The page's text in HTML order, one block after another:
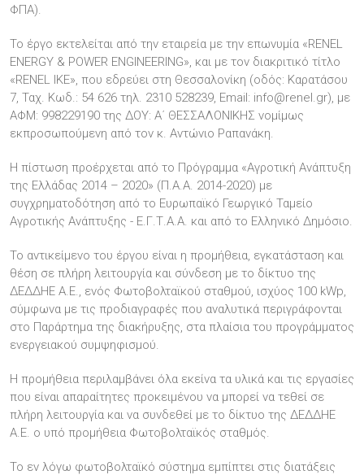
ΦΠΑ).
Το έργο εκτελείται από την εταιρεία με την επωνυμία «RENEL
ENERGY & POWER ENGINEERING», και με τον διακριτικό τίτλο
«RENEL IKE», που εδρεύει στη Θεσσαλονίκη (οδός: Καρατάσου
7, Ταχ. Κωδ.: 54 626 τηλ. 2310 528239, Email: info@renel.gr), με
ΑΦΜ: 998229190 της ΔΟΥ: A΄ ΘΕΣΣΑΛΟΝΙΚΗΣ νομίμως
εκπροσωπούμενη από τον κ. Αντώνιο Ραπανάκη.
Η πίστωση προέρχεται από το Πρόγραμμα «Αγροτική Ανάπτυξη
της Ελλάδας 2014 – 2020» (Π.Α.Α. 2014-2020) με
συγχρηματοδότηση από το Ευρωπαϊκό Γεωργικό Ταμείο
Αγροτικής Ανάπτυξης - Ε.Γ.Τ.Α.Α. και από το Ελληνικό Δημόσιο.
Το αντικείμενο του έργου είναι η προμήθεια, εγκατάσταση και
θέση σε πλήρη λειτουργία και σύνδεση με το δίκτυο της
ΔΕΔΔΗΕ Α.Ε., ενός Φωτοβολταϊκού σταθμού, ισχύος 100 kWp,
σύμφωνα με τις προδιαγραφές που αναλυτικά περιγράφονται
στο Παράρτημα της διακήρυξης, στα πλαίσια του προγράμματος
ενεργειακού συμψηφισμού.
Η προμήθεια περιλαμβάνει όλα εκείνα τα υλικά και τις εργασίες
που είναι απαραίτητες προκειμένου να μπορεί να τεθεί σε
πλήρη λειτουργία και να συνδεθεί με το δίκτυο της ΔΕΔΔΗΕ
Α.Ε. ο υπό προμήθεια Φωτοβολταϊκός σταθμός.
Το εν λόγω φωτοβολταϊκό σύστημα εμπίπτει στις διατάξεις